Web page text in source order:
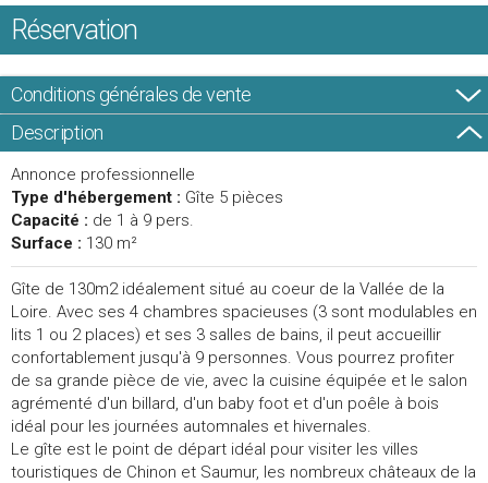
Réservation
Conditions générales de vente
Description
Annonce professionnelle
Type d'hébergement : Gîte 5 pièces
Capacité : de 1 à 9 pers.
Surface : 130 m²
Gîte de 130m2 idéalement situé au coeur de la Vallée de la
Loire. Avec ses 4 chambres spacieuses (3 sont modulables en
lits 1 ou 2 places) et ses 3 salles de bains, il peut accueillir
confortablement jusqu'à 9 personnes. Vous pourrez profiter
de sa grande pièce de vie, avec la cuisine équipée et le salon
agrémenté d'un billard, d'un baby foot et d'un poêle à bois
idéal pour les journées automnales et hivernales.
Le gîte est le point de départ idéal pour visiter les villes
touristiques de Chinon et Saumur, les nombreux châteaux de la